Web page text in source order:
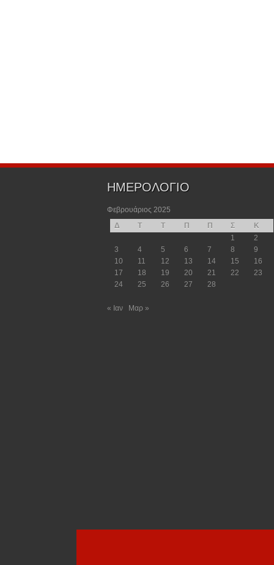
ΗΜΕΡΟΛΟΓΙΟ
Φεβρουάριος 2025
Δ
Τ Τ Π Π Σ
Κ
1
2
3
4 5 6 7 8
9
10
11 12 13 14 15
16
17
18 19 20 21 22
23
24
25 26 27 28
« Ιαν Μαρ »